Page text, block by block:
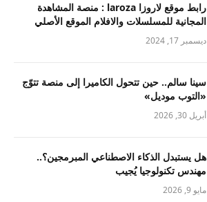
رابط موقع لاروزا laroza : منصة المشاهدة
المجانية للمسلسلات والافلام الموقع الأصلي
ديسمبر 17, 2024
سينا سالم.. حين تتحول الكاميرا إلى منصة تتوّج
«التوب موديل»
أبريل 30, 2026
هل يستبدل الذكاء الاصطناعي المبرمجين؟..
مهندس تكنولوجيا يُجيب
مايو 9, 2026